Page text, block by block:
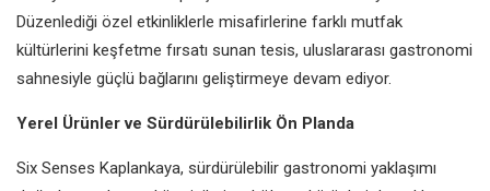
Düzenlediği özel etkinliklerle misafirlerine farklı mutfak
kültürlerini keşfetme fırsatı sunan tesis, uluslararası gastronomi
sahnesiyle güçlü bağlarını geliştirmeye devam ediyor.
Yerel Ürünler ve Sürdürülebilirlik Ön Planda
Six Senses Kaplankaya, sürdürülebilir gastronomi yaklaşımı